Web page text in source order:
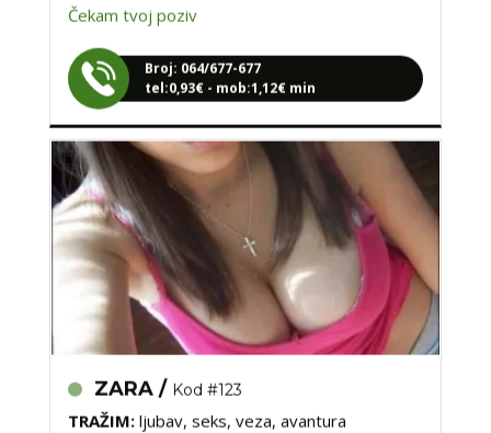
tel:0,93€ - mob:1,12€ min
ZARA /Kod #123
TRAŽIM:ljubav, seks, veza, avantura